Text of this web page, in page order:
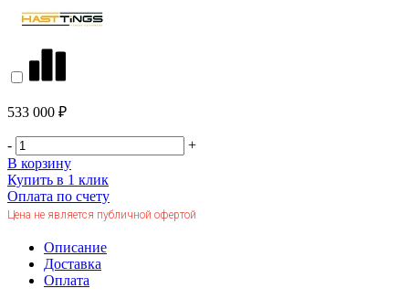
533 000 ₽
-
+
В корзину
Купить в 1 клик
Оплата по счету
Цена не является публичной офертой
Описание
Доставка
Оплата